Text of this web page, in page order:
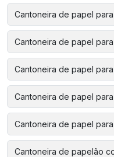
Cantoneira de papel
Cantoneira de papel
Cantoneira de papel
Cantoneira de papel
Cantoneira de papel
Cantoneira de papelão